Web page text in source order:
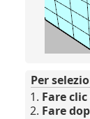
Per
Fare clic
Fare